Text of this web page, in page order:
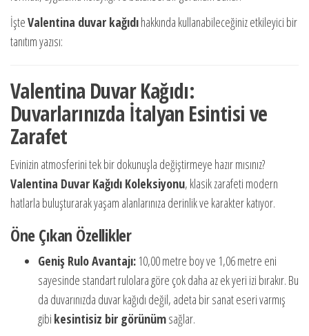
İşteValentina duvar kağıdıhakkında kullanabileceğiniz etkileyici bir
tanıtım yazısı:
Valentina Duvar Kağıdı:
Duvarlarınızda İtalyan Esintisi ve
Zarafet
Evinizin atmosferini tek bir dokunuşla değiştirmeye hazır mısınız?
Valentina Duvar Kağıdı Koleksiyonu, klasik zarafeti modern
hatlarla buluşturarak yaşam alanlarınıza derinlik ve karakter katıyor.
Öne Çıkan Özellikler
Geniş Rulo Avantajı: 10,00 metre boy ve 1,06 metre eni
sayesinde standart rulolara göre çok daha az ek yeri izi bırakır. Bu
da duvarınızda duvar kağıdı değil, adeta bir sanat eseri varmış
gibi kesintisiz bir görünümsağlar.